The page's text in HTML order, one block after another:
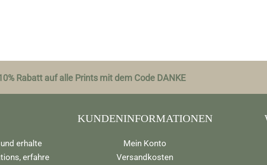
Rabatt auf alle Prints mit dem Code DANKE
erhalte
erfahre
KUNDENINFORMATIONEN
Mein Konto
Versandkosten